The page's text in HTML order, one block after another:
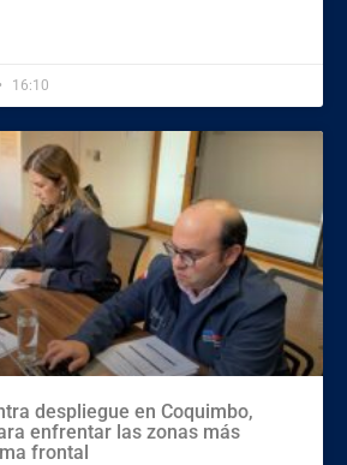
16:10
despliegue en Coquimbo,
enfrentar las zonas más
frontal